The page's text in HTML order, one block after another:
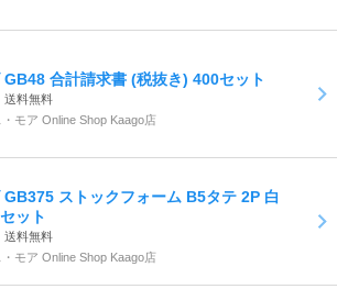
GB48 合計請求書 (税抜き) 400セット
送料無料
モア Online Shop Kaago店
GB375 ストックフォーム B5タテ 2P 白
ット
送料無料
モア Online Shop Kaago店